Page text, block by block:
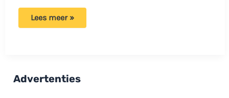
Jim
‘Heb
ik
Lees meer »
Advertenties